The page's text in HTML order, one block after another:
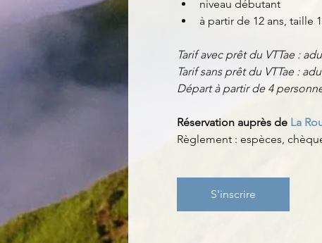
niveau débutant
à partir de 12 ans, taille
Tarif avec prêt du VTTae :
Tarif sans prêt du VTTae :
Départ à partir de 4
Réservation auprès de La
Règlement : espèces,
S'inscrire